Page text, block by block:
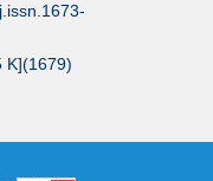
K](1679)